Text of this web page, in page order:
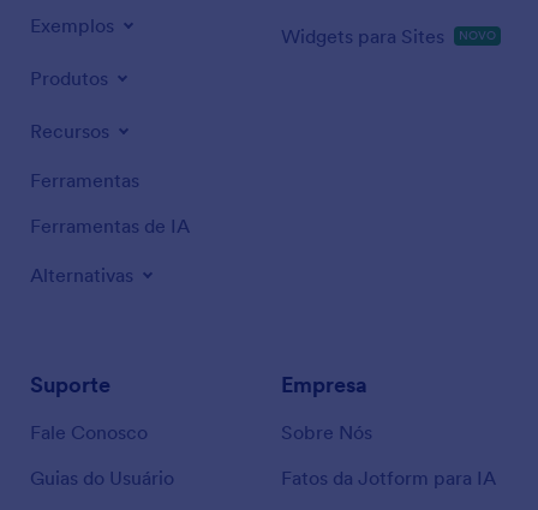
Exemplos
Produtos
Recursos
Ferramentas
Ferramentas de IA
Alternativas
Widgets para Sites NOVO
Suporte
Fale Conosco
Guias do Usuário
Empresa
Sobre Nós
Fatos da Jotform para IA